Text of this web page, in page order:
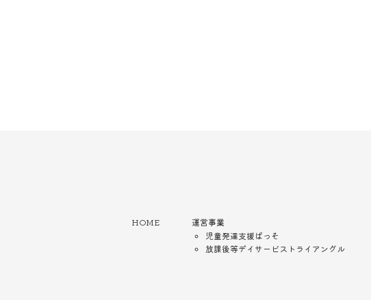
HOME
運営事業
児童発達支援ぱっそ
放課後等デイサービストライアングル